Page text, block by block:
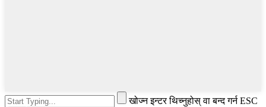
खोज्न इन्टर थिच्नुहोस् वा बन्द गर्न ESC